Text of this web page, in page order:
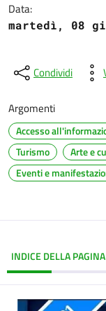
Data:
martedì, 08
Condividi
Argomenti
Accesso
Turismo
Arte e
Eventi e
INDICE DELLA PAGINA